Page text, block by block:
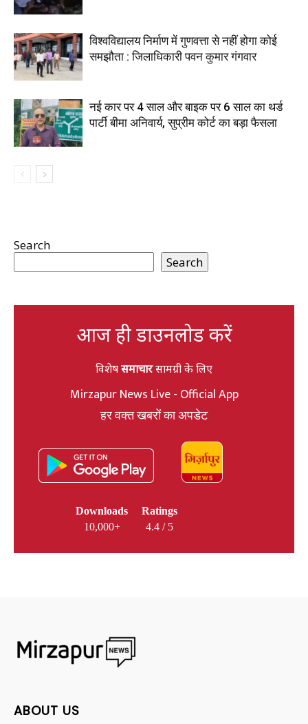
विश्वविद्यालय निर्माण में गुणवत्ता से नहीं होगा कोई
समझौता : जिलाधिकारी पवन कुमार गंगवार
नई कार पर 4 साल और बाइक पर 6 साल का थर्ड
पार्टी बीमा अनिवार्य, सुप्रीम कोर्ट का बड़ा फैसला
Search
Search
आज ही डाउनलोड करें
विशेषसमाचारसामग्री के लिए
Mirzapur News Live - Official App
हर वक्त खबरों का अपडेट
Downloads
10,000+
Ratings
4.4 / 5
ABOUT US